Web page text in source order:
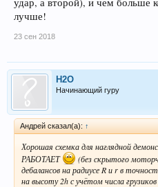
лучше!
23 сен 2018
H2O
Начинающий гуру
Андрей сказал(а): ↑
Хорошая схемка для наглядной
РАБОТАЕТ
(без скрытого
дебалансов на радиусе R и r в
на высоту 2h с учётом числа